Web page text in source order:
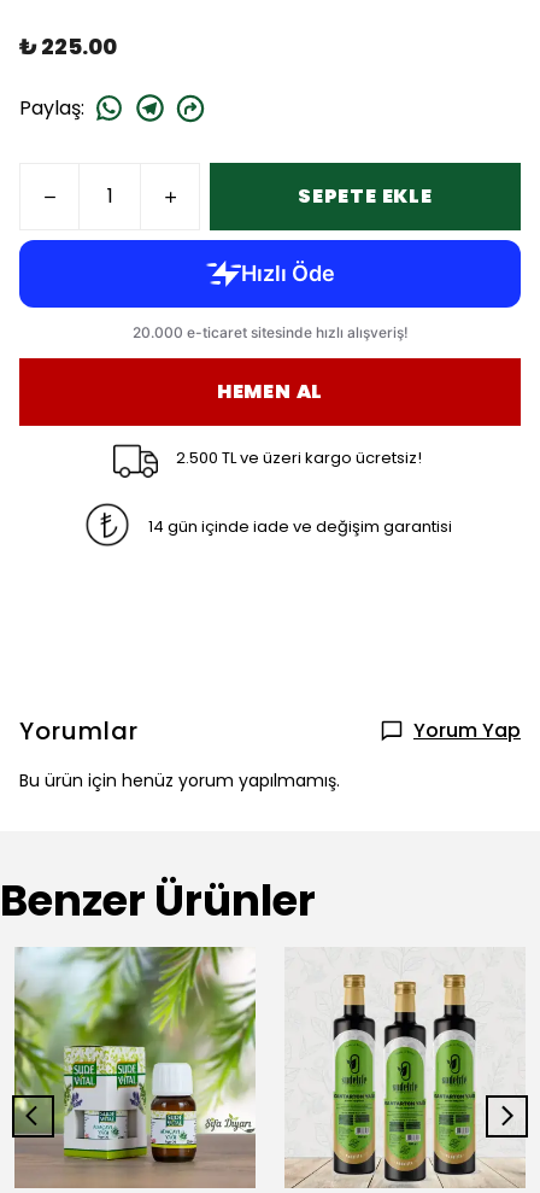
₺ 225.00
Paylaş:
SEPETE EKLE
HEMEN AL
2.500 TL ve üzeri kargo ücretsiz!
14 gün içinde iade ve değişim garantisi
Yorumlar Yorum Yap
Bu ürün için henüz yorum yapılmamış.
Benzer Ürünler